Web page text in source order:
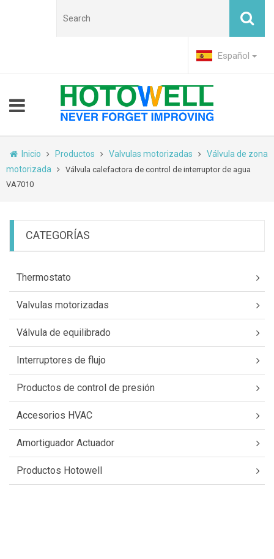
Español
Inicio Productos Valvulas motorizadas
Válvula de zona
motorizada
Válvula calefactora de control de interruptor de agua
VA7010
CATEGORÍAS
Thermostato
Valvulas motorizadas
Válvula de equilibrado
Interruptores de flujo
Productos de control de presión
Accesorios HVAC
Amortiguador Actuador
Productos Hotowell